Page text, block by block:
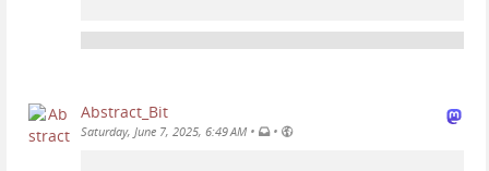
Abstract_Bit
Saturday, June 7, 2025, 6:49 AM • •